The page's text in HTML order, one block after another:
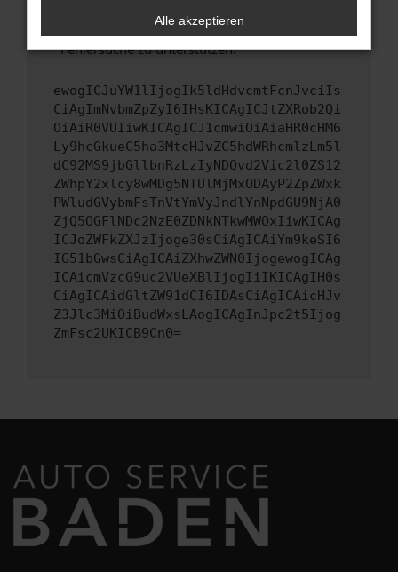
uns diesen Text schicken, um uns bei der
Fehlersuche zu unterstützen:
ewogICJuYW1lIjogIk5ldHdvcmtFcnJvciIs
CiAgImNvbmZpZyI6IHsKICAgICJtZXRob2Qi
OiAiR0VUIiwKICAgICJ1cmwiOiAiaHR0cHM6
Ly9hcGkueC5ha3MtcHJvZC5hdWRhcmlzLm5l
dC92MS9jbGllbnRzLzIyNDQvd2Vic2l0ZS12
ZWhpY2xlcy8wMDg5NTUlMjMxODAyP2ZpZWxk
PWludGVybmFsTnVtYmVyJndlYnNpdGU9NjA0
ZjQ5OGFlNDc2NzE0ZDNkNTkwMWQxIiwKICAg
ICJoZWFkZXJzIjoge30sCiAgICAiYm9keSI6
IG51bGwsCiAgICAiZXhwZWN0IjogewogICAg
ICAicmVzcG9uc2VUeXBlIjogIiIKICAgIH0s
CiAgICAidGltZW91dCI6IDAsCiAgICAicHJv
Z3Jlc3MiOiBudWxsLAogICAgInJpc2t5Ijog
ZmFsc2UKICB9Cn0=
Alle akzeptieren